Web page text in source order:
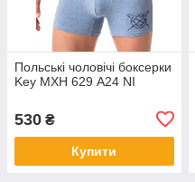
Польські чоловічі боксерки
Key MXH 629 А24 NI
530 ₴
Купити